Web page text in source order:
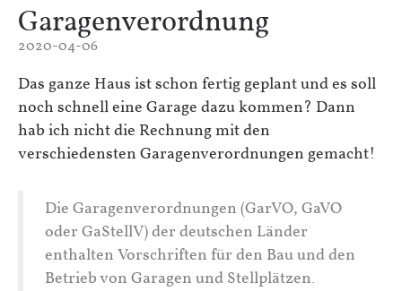
Garagenverordnung
2020-04-06
Das ganze Haus ist schon fertig geplant und es soll
noch schnell eine Garage dazu kommen? Dann
hab ich nicht die Rechnung mit den
verschiedensten Garagenverordnungen gemacht!
Die Garagenverordnungen (GarVO, GaVO
oder GaStellV) der deutschen Länder
enthalten Vorschriften für den Bau und den
Betrieb von Garagen und Stellplätzen.